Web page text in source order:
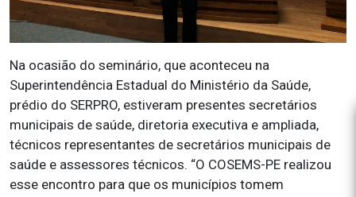
Na ocasião do seminário, que aconteceu na
Superintendência Estadual do Ministério da Saúde,
prédio do SERPRO, estiveram presentes secretários
municipais de saúde, diretoria executiva e ampliada,
técnicos representantes de secretários municipais de
saúde e assessores técnicos. “O COSEMS-PE realizou
esse encontro para que os municípios tomem